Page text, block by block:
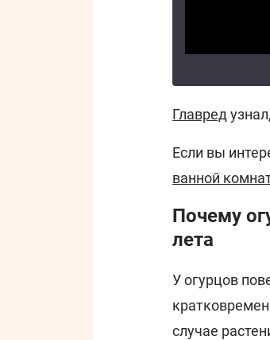
Главред
Если вы
ванной
Почему
лета
У огурцов
случае